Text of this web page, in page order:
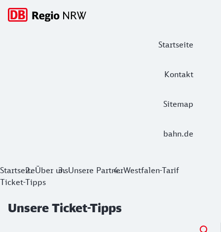
Startseite
Kontakt
Sitemap
bahn.de
Hauptnavigation
Unsere Ticket-Tipps
StartseiteÜber unsUnsere PartnerWestfalen-Tarif
Ticket-Tipps
Unsere Ticket-Tipps